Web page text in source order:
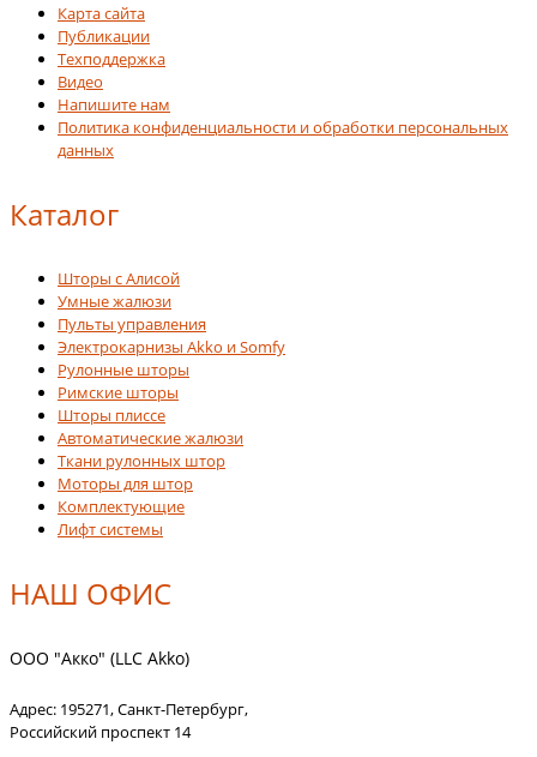
Карта сайта
Публикации
Техподдержка
Видео
Напишите нам
Политика конфиденциальности и обработки персональных
данных
Каталог
Шторы с Алисой
Умные жалюзи
Пульты управления
Электрокарнизы Akko и Somfy
Рулонные шторы
Римские шторы
Шторы плиссе
Автоматические жалюзи
Ткани рулонных штор
Моторы для штор
Комплектующие
Лифт системы
НАШ ОФИС
ООО "Акко" (LLC Akko)
Адрес: 195271,Санкт-Петербург,
Российский проспект 14